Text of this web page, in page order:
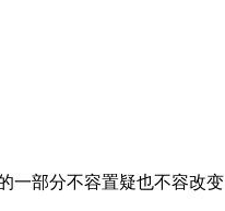
部分不容置疑也不容改变